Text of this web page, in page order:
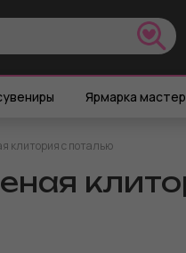
Ярмарка
клитория с поталью